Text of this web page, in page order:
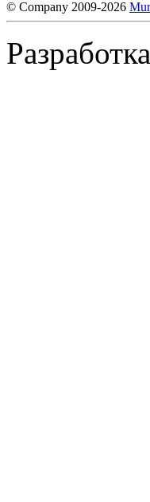
© Company 2009-2026
Разработка